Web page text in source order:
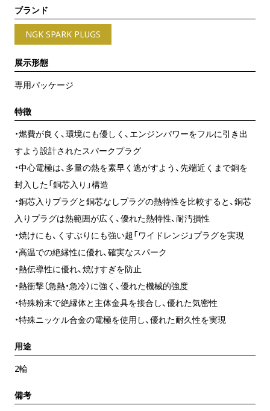
ブランド
NGK SPARK PLUGS
展示形態
専用パッケージ
特徴
・燃費が良く、環境にも優しく、エンジンパワーをフルに引き出
すよう設計されたスパークプラグ
・中心電極は、多量の熱を素早く逃がすよう、先端近くまで銅を
封入した「銅芯入り」構造
・銅芯入りプラグと銅芯なしプラグの熱特性を比較すると、銅芯
入りプラグは熱範囲が広く、優れた熱特性、耐汚損性
・焼けにも、くすぶりにも強い超「ワイドレンジ」プラグを実現
・高温での絶縁性に優れ、確実なスパーク
・熱伝導性に優れ、焼けすぎを防止
・熱衝撃（急熱・急冷）に強く、優れた機械的強度
・特殊粉末で絶縁体と主体金具を接合し、優れた気密性
・特殊ニッケル合金の電極を使用し、優れた耐久性を実現
用途
2輪
備考